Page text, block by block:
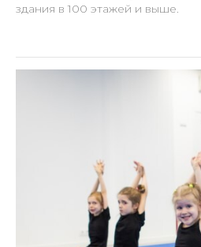
здания в 100 этажей и выше.
Все
Главная
О нас